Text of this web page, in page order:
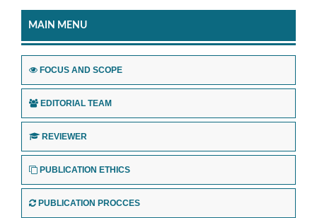
MAIN MENU
FOCUS AND SCOPE
EDITORIAL TEAM
REVIEWER
PUBLICATION ETHICS
PUBLICATION PROCCES